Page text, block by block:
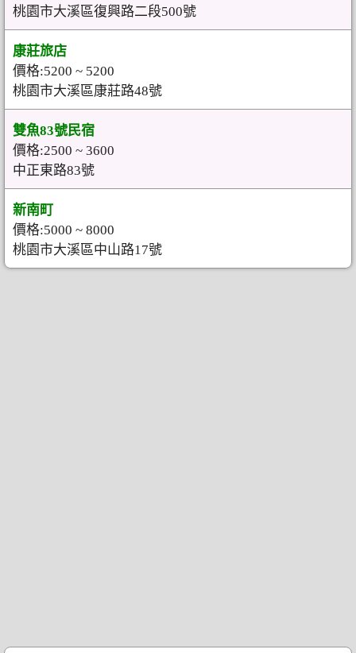
桃園市大溪區復興路二段500號
康莊旅店
價格:5200 ~ 5200
桃園市大溪區康莊路48號
雙魚83號民宿
價格:2500 ~ 3600
中正東路83號
新南町
價格:5000 ~ 8000
桃園市大溪區中山路17號